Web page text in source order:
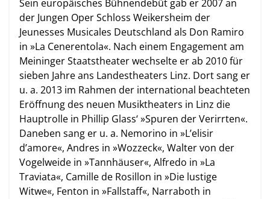
Sein europäisches Bühnendebüt gab er 2007 an
der Jungen Oper Schloss Weikersheim der
Jeunesses Musicales Deutschland als Don Ramiro
in »La Cenerentola«. Nach einem Engagement am
Meininger Staatstheater wechselte er ab 2010 für
sieben Jahre ans Landestheaters Linz. Dort sang er
u. a. 2013 im Rahmen der international beachteten
Eröffnung des neuen Musiktheaters in Linz die
Hauptrolle in Phillip Glass‘ »Spuren der Verirrten«.
Daneben sang er u. a. Nemorino in »L’elisir
d’amore«, Andres in »Wozzeck«, Walter von der
Vogelweide in »Tannhäuser«, Alfredo in »La
Traviata«, Camille de Rosillon in »Die lustige
Witwe«, Fenton in »Fallstaff«, Narraboth in